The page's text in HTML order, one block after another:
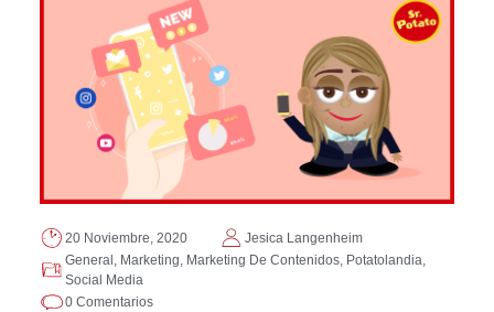
20 Noviembre, 2020
Jesica Langenheim
General , Marketing, Marketing De Contenidos, Potatolandia,
Social Media
0 Comentarios